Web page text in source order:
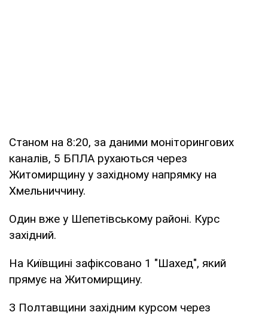
Станом на 8:20, за даними моніторингових
каналів, 5 БПЛА рухаються через
Житомирщину у західному напрямку на
Хмельниччину.
Один вже у Шепетівському районі. Курс
західний.
На Київщині зафіксовано 1 "Шахед", який
прямує на Житомирщину.
З Полтавщини західним курсом через